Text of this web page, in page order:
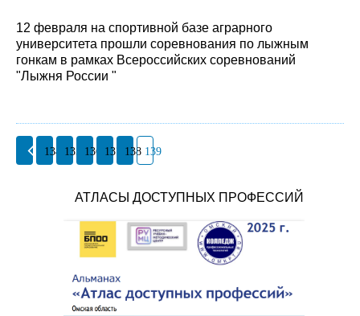
12 февраля на спортивной базе аграрного
университета прошли соревнования по лыжным
гонкам в рамках Всероссийских соревнований
"Лыжня России "
134 135 136 137 138 139
АТЛАСЫ ДОСТУПНЫХ ПРОФЕССИЙ